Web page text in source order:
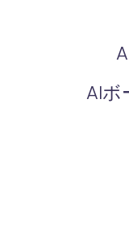
AIボ